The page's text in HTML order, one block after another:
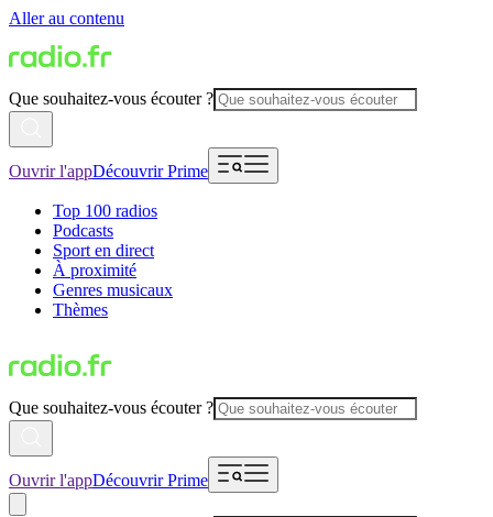
Aller au contenu
Que souhaitez-vous écouter ?
Ouvrir l'appDécouvrir Prime
Top 100 radios
Podcasts
Sport en direct
À proximité
Genres musicaux
Thèmes
Que souhaitez-vous écouter ?
Ouvrir l'appDécouvrir Prime